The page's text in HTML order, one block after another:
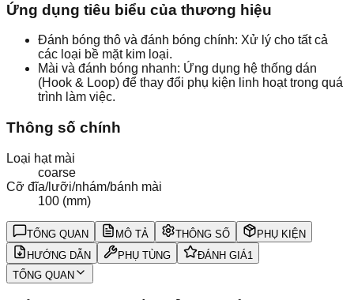
Ứng dụng tiêu biểu của thương hiệu
Đánh bóng thô và đánh bóng chính: Xử lý cho tất cả
các loại bề mặt kim loại.
Mài và đánh bóng nhanh: Ứng dụng hệ thống dán
(Hook & Loop) để thay đổi phụ kiện linh hoạt trong quá
trình làm việc.
Thông số chính
Loại hạt mài
coarse
Cỡ đĩa/lưỡi/nhám/bánh mài
100 (mm)
TỔNG QUAN MÔ TẢ THÔNG SỐ
PHỤ KIỆN
HƯỚNG DẪN
PHỤ TÙNG ĐÁNH GIÁ1
TỔNG QUAN